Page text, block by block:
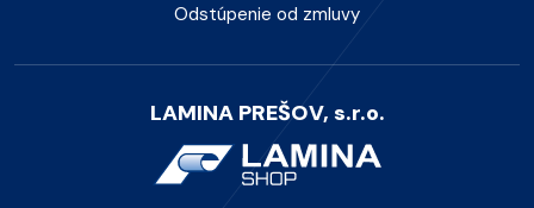
Odstúpenie od zmluvy
LAMINA PREŠOV, s.r.o.